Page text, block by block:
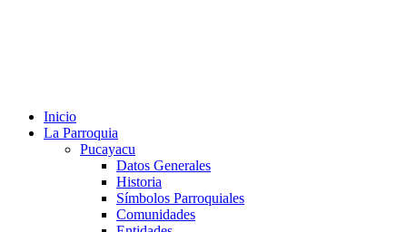
Inicio
La Parroquia
Pucayacu
Datos Generales
Historia
Símbolos Parroquiales
Comunidades